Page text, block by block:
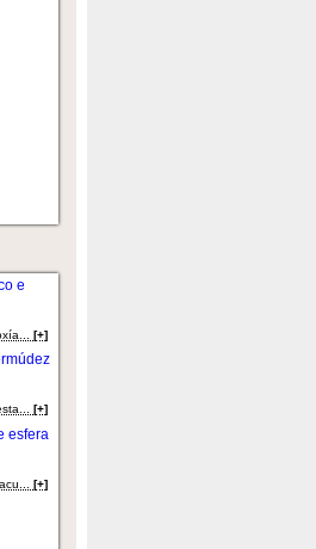
e
[+]
[+]
esfera
[+]